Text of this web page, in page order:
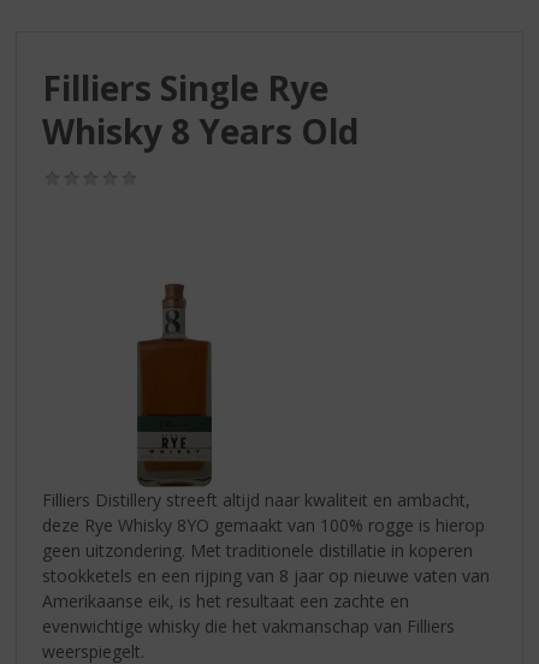
Filliers Single Rye
Whisky 8 Years Old
Filliers Distillery streeft altijd naar kwaliteit en ambacht,
deze Rye Whisky 8YO gemaakt van 100% rogge is hierop
geen uitzondering. Met traditionele distillatie in koperen
stookketels en een rijping van 8 jaar op nieuwe vaten van
Amerikaanse eik, is het resultaat een zachte en
evenwichtige whisky die het vakmanschap van Filliers
weerspiegelt.